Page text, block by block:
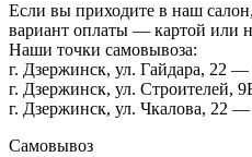
Если вы приходите в наш
вариант оплаты — картой или
Наши точки самовывоза:
г. Дзержинск, ул. Гайдара, 22 —
г. Дзержинск, ул. Строителей,
г. Дзержинск, ул. Чкалова, 22
Самовывоз